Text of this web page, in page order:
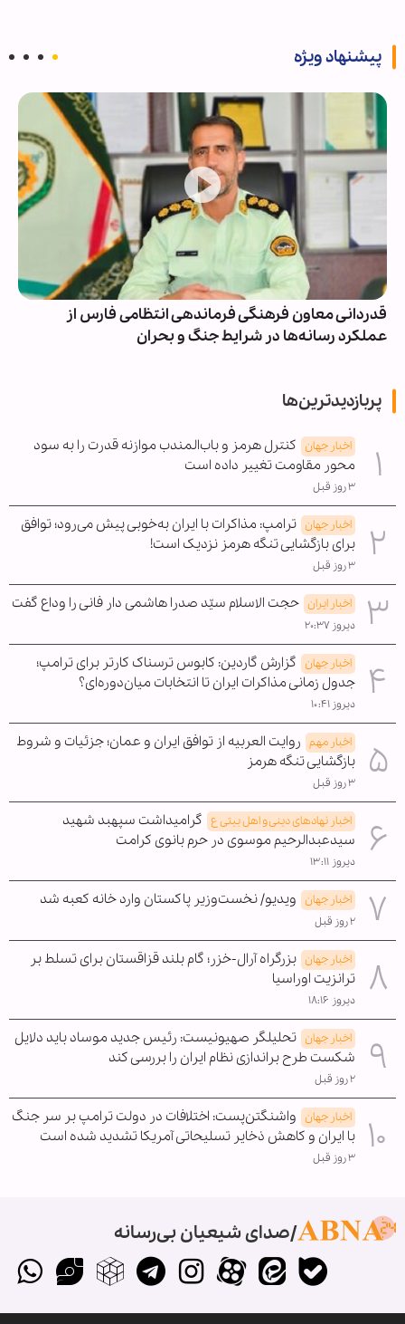
پیشنهاد ویژه
قدردانی معاون فرهنگی فرماندهی انتظامی فارس از
عملکرد رسانه‌ها در شرایط جنگ و بحران
پربازدیدترین‌ها
اخبار جهان کنترل هرمز و باب‌المندب موازنه قدرت را به سود
محور مقاومت تغییر داده است
۳ روز قبل
اخبار جهان ترامپ: مذاکرات با ایران به‌خوبی پیش می‌رود؛ توافق
برای بازگشایی تنگه هرمز نزدیک است!
۳ روز قبل
اخبار ایران حجت الاسلام سیّد صدرا هاشمی دار فانی را وداع گفت
دیروز ۲۰:۳۷
اخبار جهان گزارش گاردین: کابوس ترسناک کارتر برای ترامپ؛
جدول زمانی مذاکرات ایران تا انتخابات میان‌دوره‌ای؟
دیروز ۱۰:۴۱
اخبار مهم روایت العربیه از توافق ایران و عمان؛ جزئیات و شروط
بازگشایی تنگه هرمز
۳ روز قبل
اخبار نهادهای دینی و اهل بیتی ع گرامیداشت سپهبد شهید
سیدعبدالرحیم موسوی در حرم بانوی کرامت
دیروز ۱۳:۱۱
اخبار جهان ویدیو/ نخست‌وزیر پاکستان وارد خانه کعبه شد
۲ روز قبل
اخبار جهان بزرگراه آرال-خزر؛ گام بلند قزاقستان برای تسلط بر
ترانزیت اوراسیا
دیروز ۱۸:۱۶
اخبار جهان تحلیلگر صهیونیست: رئیس جدید موساد باید دلایل
شکست طرح براندازی نظام ایران را بررسی کند
۲ روز قبل
اخبار جهان واشنگتن‌پست: اختلافات در دولت ترامپ بر سر جنگ
با ایران و کاهش ذخایر تسلیحاتی آمریکا تشدید شده است
۳ روز قبل
صدای شیعیان بی‌رسانه